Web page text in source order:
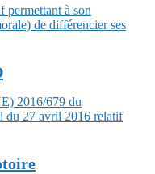
permettant à son
de différencier ses
2016/679 du
du 27 avril 2016 relatif